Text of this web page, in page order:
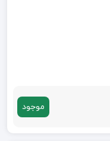
موجود